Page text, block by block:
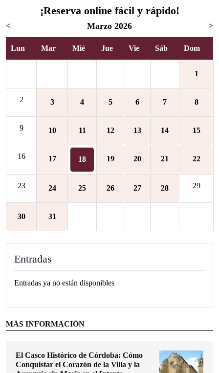
¡Reserva online fácil y rápido!
< Marzo 2026 >
Lun Mar Mié Jue Vie Sáb Dom
1
2 3 4 5 6 7 8
9 10 11 12 13 14 15
16 17 18 19 20 21 22
23 24 25 26 27 28 29
30 31
Entradas
Entradas ya no están disponibles
MÁS INFORMACIÓN
El Casco Histórico de Córdoba: Cómo
Conquistar el Corazón de la Villa y la